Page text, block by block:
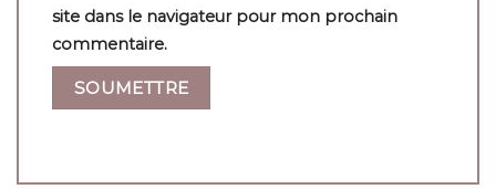
site dans le navigateur pour mon prochain
commentaire.